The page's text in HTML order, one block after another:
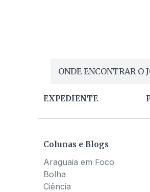
ONDE ENCONTRAR O
EXPEDIENTE
Colunas e Blogs
Araguaia em Foco
Bolha
Ciência